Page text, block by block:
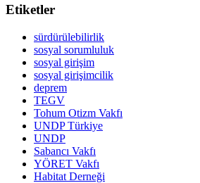
Etiketler
sürdürülebilirlik
sosyal sorumluluk
sosyal girişim
sosyal girişimcilik
deprem
TEGV
Tohum Otizm Vakfı
UNDP Türkiye
UNDP
Sabancı Vakfı
YÖRET Vakfı
Habitat Derneği